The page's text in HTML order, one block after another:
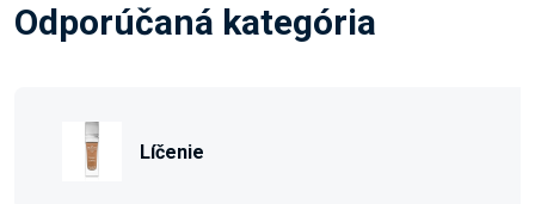
Odporúčaná kategória
Líčenie